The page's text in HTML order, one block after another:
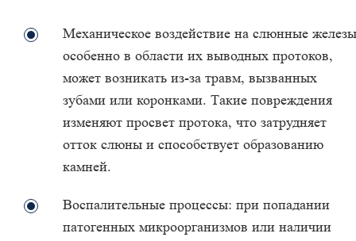
Механическое воздействие на слюнные
особенно в области их выводных протоков,
может возникать из-за травм, вызванных
зубами или коронками. Такие повреждения
изменяют просвет протока, что затрудняет
отток слюны и способствует образованию
камней.
Воспалительные процессы: при попадании
патогенных микроорганизмов или наличии